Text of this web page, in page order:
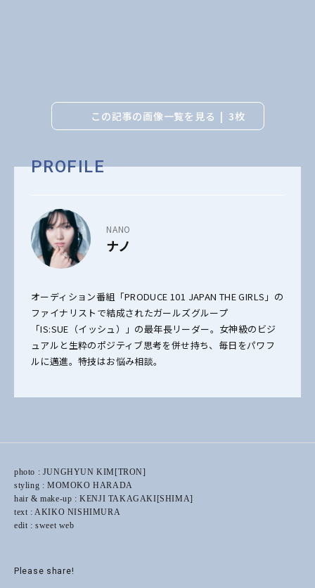
この記事の画像一覧を見る 3枚
PROFILE
NANO
ナノ
オーディション番組「PRODUCE 101 JAPAN THE GIRLS」の
ファイナリストで結成されたガールズグループ
「IS:SUE（イッシュ）」の最年長リーダー。女神級のビジ
ュアルと生粋のポジティブ思考を併せ持ち、毎日をパワフ
ルに邁進。特技はお悩み相談。
photo : JUNGHYUN KIM[TRON]
styling : MOMOKO HARADA
hair & make-up : KENJI TAKAGAKI[SHIMA]
text : AKIKO NISHIMURA
edit : sweet web
Please share!